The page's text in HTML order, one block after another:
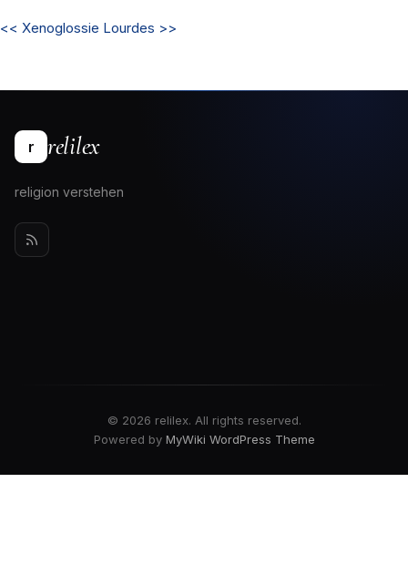
<< Xenoglossie Lourdes >>
r relilex
religion verstehen
© 2026 relilex. All rights reserved.
Powered by MyWiki WordPress Theme